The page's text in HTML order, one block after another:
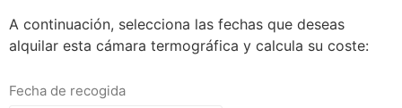
A continuación, selecciona las fechas que deseas
alquilar esta cámara termográfica y calcula su coste:
Fecha de recogida